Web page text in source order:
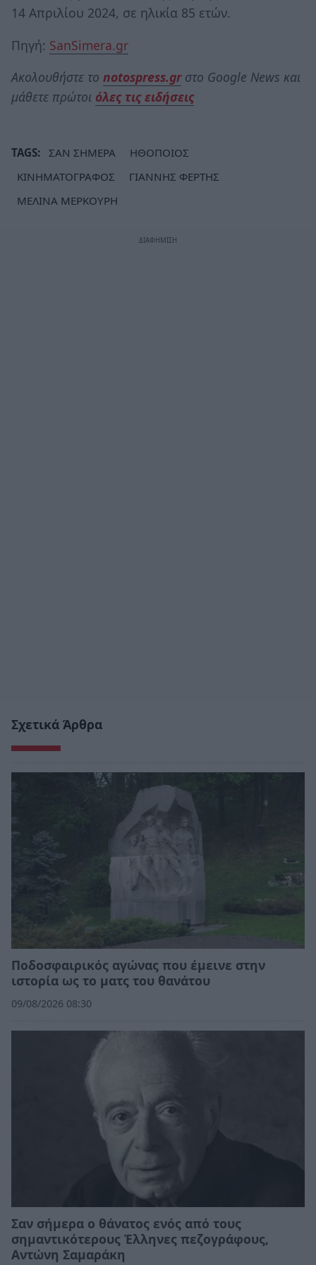
14 Απριλίου 2024, σε ηλικία 85 ετών.
Πηγή: SanSimera.gr
Ακολουθήστε το notospress.grστο Google News και
μάθετε πρώτοι όλες τις ειδήσεις
TAGS: ΣΑΝ ΣΗΜΕΡΑ
ΗΘΟΠΟΙΟΣ
ΚΙΝΗΜΑΤΟΓΡΑΦΟΣ
ΓΙΑΝΝΗΣ ΦΕΡΤΗΣ
ΜΕΛΙΝΑ ΜΕΡΚΟΥΡΗ
Σχετικά Άρθρα
Ποδοσφαιρικός αγώνας που έμεινε στην
ιστορία ως το ματς του θανάτου
09/08/2026 08:30
Σαν σήμερα ο θάνατος ενός από τους
σημαντικότερους Έλληνες πεζογράφους,
Αντώνη Σαμαράκη